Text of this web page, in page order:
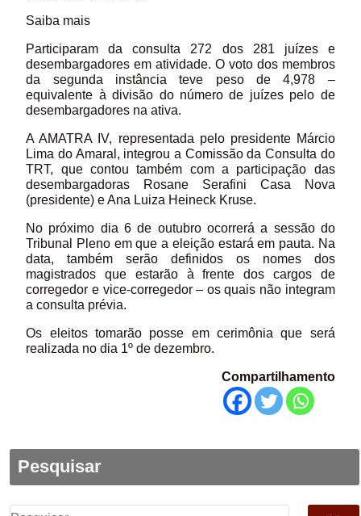
Saiba mais
Participaram da consulta 272 dos 281 juízes e
desembargadores em atividade. O voto dos membros
da segunda instância teve peso de 4,978 –
equivalente à divisão do número de juízes pelo de
desembargadores na ativa.
A AMATRA IV, representada pelo presidente Márcio
Lima do Amaral, integrou a Comissão da Consulta do
TRT, que contou também com a participação das
desembargadoras Rosane Serafini Casa Nova
(presidente) e Ana Luiza Heineck Kruse.
No próximo dia 6 de outubro ocorrerá a sessão do
Tribunal Pleno em que a eleição estará em pauta. Na
data, também serão definidos os nomes dos
magistrados que estarão à frente dos cargos de
corregedor e vice-corregedor – os quais não integram
a consulta prévia.
Os eleitos tomarão posse em cerimônia que será
realizada no dia 1º de dezembro.
Compartilhamento
Pesquisar
Pesquisar